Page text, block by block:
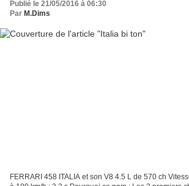
Publié le 21/05/2016 à 06:30
Par M.Dims
FERRARI 458 ITALIA et son V8 4.5 L de 570 ch